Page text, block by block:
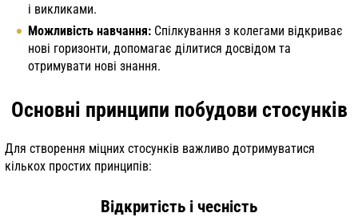
і викликами.
Можливість навчання: Спілкування з колегами відкриває
нові горизонти, допомагає ділитися досвідом та
отримувати нові знання.
Основні принципи побудови стосунків
Для створення міцних стосунків важливо дотримуватися
кількох простих принципів:
Відкритість і чесність